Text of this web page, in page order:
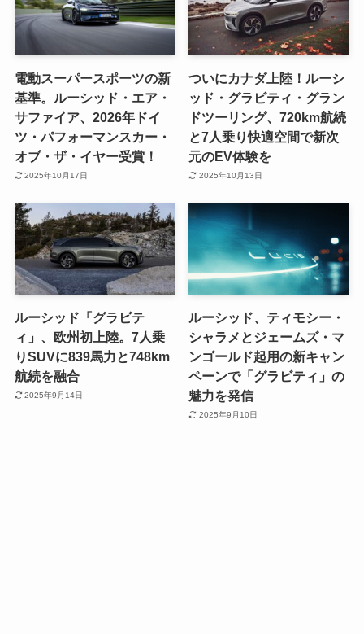
電動スーパースポーツの新
基準。ルーシッド・エア・
サファイア、2026年ドイ
ツ・パフォーマンスカー・
オブ・ザ・イヤー受賞！
2025年10月17日
ついにカナダ上陸！ルーシ
ッド・グラビティ・グラン
ドツーリング、720km航続
と7人乗り快適空間で新次
元のEV体験を
2025年10月13日
ルーシッド「グラビテ
ィ」、欧州初上陸。7人乗
りSUVに839馬力と748km
航続を融合
2025年9月14日
ルーシッド、ティモシー・
シャラメとジェームズ・マ
ンゴールド起用の新キャン
ペーンで「グラビティ」の
魅力を発信
2025年9月10日